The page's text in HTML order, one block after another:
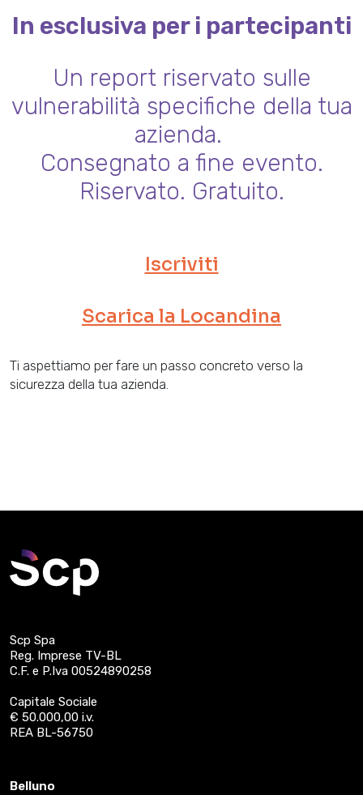
In esclusiva per i partecipanti
Un report riservato sulle
vulnerabilità specifiche della tua
azienda.
Consegnato a fine evento.
Riservato. Gratuito.
Iscriviti
Scarica la Locandina
Ti aspettiamo per fare un passo concreto verso la
sicurezza della tua azienda.
Scp Spa
Reg. Imprese TV-BL
C.F. e P.Iva 00524890258
Capitale Sociale
€ 50.000,00 i.v.
REA BL-56750
Belluno